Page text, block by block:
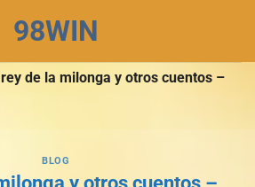
98WIN
rey de la milonga y otros cuentos –
BLOG